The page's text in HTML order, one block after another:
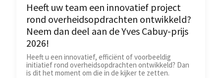
Heeft uw team een innovatief project
rond overheidsopdrachten ontwikkeld?
Neem dan deel aan de Yves Cabuy-prijs
2026!
Heeft u een innovatief, efficiënt of voorbeeldig
initiatief rond overheidsopdrachten ontwikkeld? Dan
is dit het moment om die in de kijker te zetten.